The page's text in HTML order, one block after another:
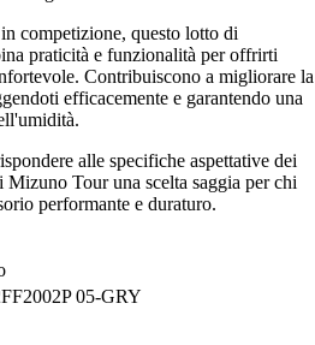
competizione, questo lotto di
praticità e funzionalità per offrirti
Contribuiscono a migliorare la
efficacemente e garantendo una
alle specifiche aspettative dei
Tour una scelta saggia per chi
performante e duraturo.
05-GRY